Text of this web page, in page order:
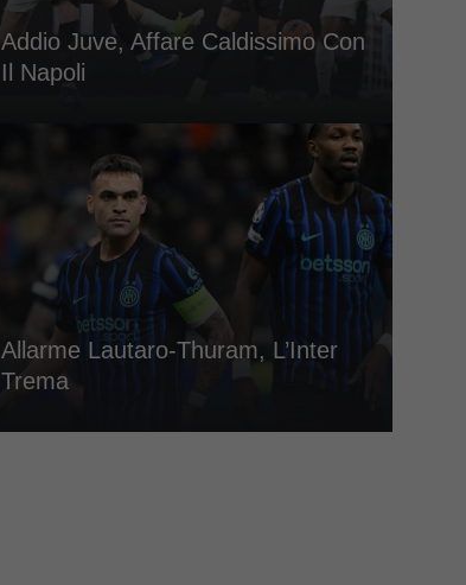
Addio Juve, Affare Caldissimo Con
Il Napoli
Allarme Lautaro-Thuram, L’Inter
Trema